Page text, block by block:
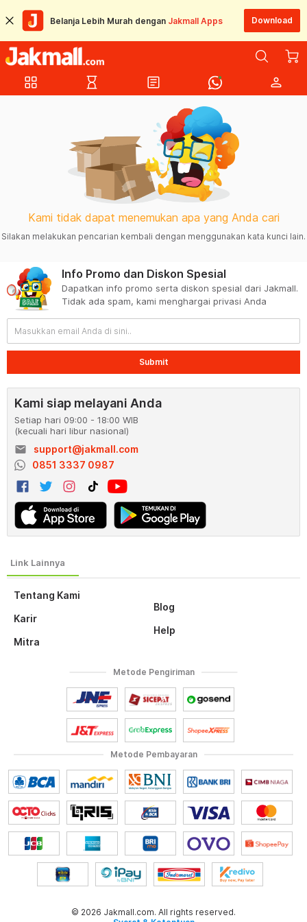
Belanja Lebih Murah dengan Jakmall Apps Download
grid_view hourglass_empty article person
Kami tidak dapat menemukan apa yang Anda cari
Silakan melakukan pencarian kembali dengan menggunakan kata kunci lain.
Tentang Kami
Karir
Mitra
Blog
Help
Info Promo dan Diskon Spesial
Dapatkan info promo serta diskon spesial dari Jakmall.
Tidak ada spam, kami menghargai privasi Anda
Submit
Kami siap melayani Anda
Setiap hari 09:00 - 18:00 WIB
(kecuali hari libur nasional)
email
support@jakmall.com
0851 3337 0987
Metode Pembayaran
Metode Pengiriman
© 2026 Jakmall.com. All rights reserved.